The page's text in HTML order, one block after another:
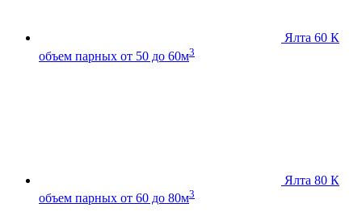
Ялта 60 К
объем парных от 50 до 60м3
Ялта 80 К
объем парных от 60 до 80м3